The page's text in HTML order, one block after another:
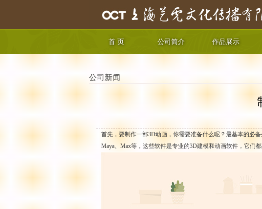
首 页 公司简介 作品展示
公司新闻
首先，要制作一部3D动画，你需要准备什么呢？最基本的必
Maya、Max等，这些软件是专业的3D建模和动画软件，它们